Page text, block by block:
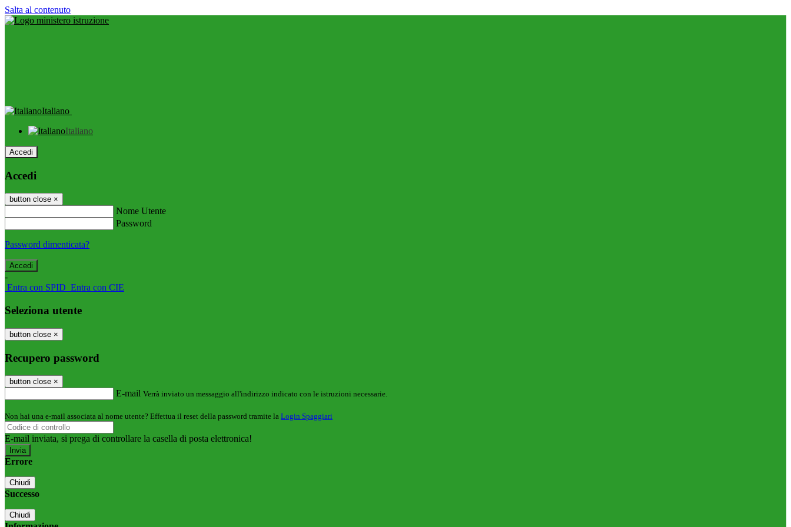
Salta al contenuto
Italiano
Italiano
Accedi
Accedi
button close ×
Nome Utente
Password
Password dimenticata?
-
Entra con SPID Entra con CIE
Seleziona utente
button close ×
Recupero password
button close ×
E-mail Verrà inviato un messaggio all'indirizzo indicato con le istruzioni necessarie.
Non hai una e-mail associata al nome utente? Effettua il reset della password tramite la Login Spaggiari
E-mail inviata, si prega di controllare la casella di posta elettronica!
Errore
Chiudi
Successo
Chiudi